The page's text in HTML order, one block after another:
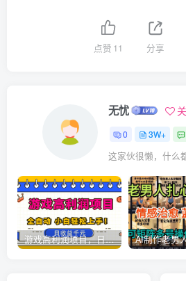
点赞 11 分享
无忧
0 3W+
这家伙很懒，什么
游戏高利润项目，日收益1k+，全自动，无需值守，解放双手，小白轻松上手【揭秘】